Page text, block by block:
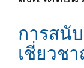
การสนั
เชี่ยวช